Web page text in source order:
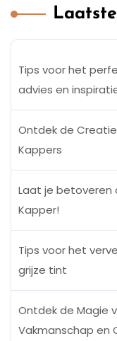
Tips voor het
advies en
Ontdek de
Kappers
Laat je betoveren
Kapper!
Tips voor het
grijze tint
Ontdek de Magie
Vakmanschap en